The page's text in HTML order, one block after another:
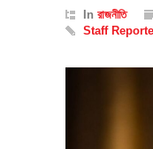
In রাজনীতি
Staff